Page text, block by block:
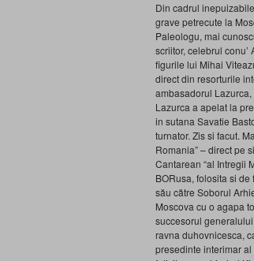
Din cadrul
grave petrecute la
Paleologu, mai
scriitor, celebrul
figurile lui Mihai
direct din resorturile
ambasadorul
Lazurca a apelat la
in sutana Savatie
turnator. Zis si facut.
Romania” – direct pe
Cantarean “al Intregii
BORusa, folosita si
său către Soborul
Moscova cu o agapa
succesorul
ravna duhovnicesca,
presedinte interimar